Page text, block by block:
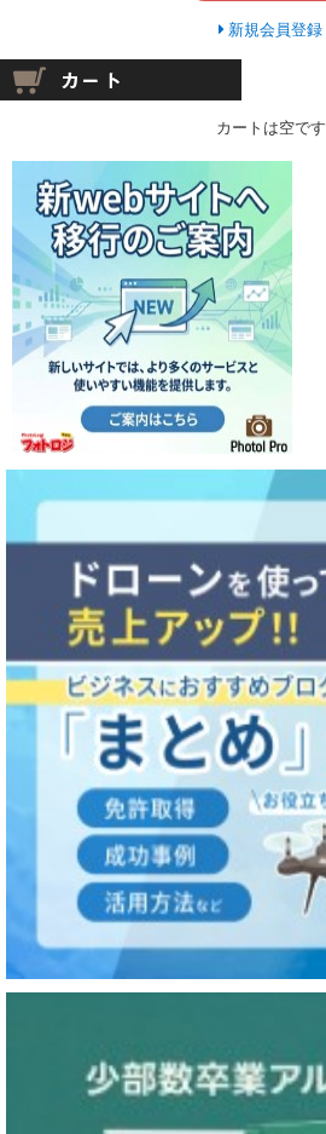
新規会員登録
カートは空です